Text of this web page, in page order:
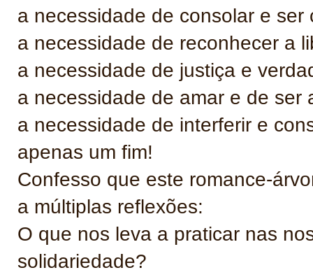
a necessidade de consolar e ser
a necessidade de reconhecer a
a necessidade de justiça e
a necessidade de amar e de ser
a necessidade de interferir e
apenas um fim!
Confesso que este romance-
a múltiplas reflexões:
O que nos leva a praticar nas
solidariedade?